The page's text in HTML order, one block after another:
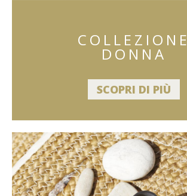
COLLEZIONE
DONNA
SCOPRI DI PIÙ